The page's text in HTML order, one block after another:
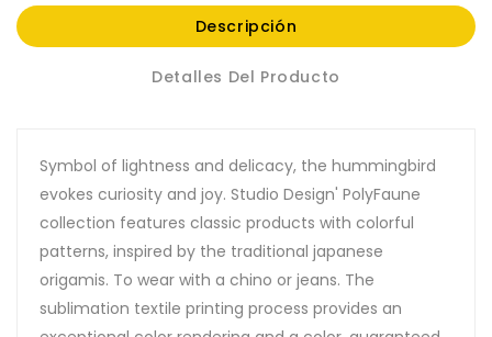
Descripción
Detalles Del Producto
Symbol of lightness and delicacy, the hummingbird
evokes curiosity and joy. Studio Design' PolyFaune
collection features classic products with colorful
patterns, inspired by the traditional japanese
origamis. To wear with a chino or jeans. The
sublimation textile printing process provides an